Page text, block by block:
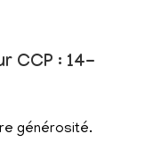
CCP : 14-
générosité.